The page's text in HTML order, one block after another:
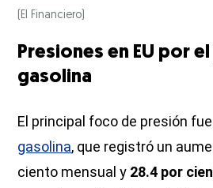
(El Financiero)
Presiones en EU por
gasolina
El principal foco de presión fue
gasolina, que registró un
ciento mensual y 28.4 por